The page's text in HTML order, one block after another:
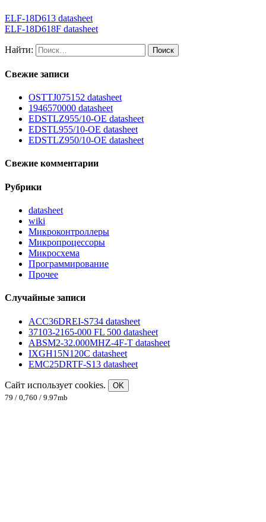
ELF-18D613 datasheet
ELF-18D618F datasheet
Найти:
Свежие записи
OSTTJ075152 datasheet
1946570000 datasheet
EDSTLZ955/10-OE datasheet
EDSTL955/10-OE datasheet
EDSTLZ950/10-OE datasheet
Свежие комментарии
Рубрики
datasheet
wiki
Микроконтроллеры
Микропроцессоры
Микросхема
Программирование
Прочее
Случайные записи
ACC36DREI-S734 datasheet
37103-2165-000 FL 500 datasheet
ABSM2-32.000MHZ-4F-T datasheet
IXGH15N120C datasheet
EMC25DRTF-S13 datasheet
Сайт использует cookies.
OK
79 / 0,760 / 9.97mb